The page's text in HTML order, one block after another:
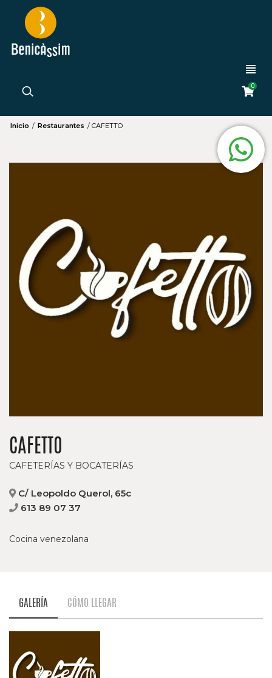
0
Inicio / Restaurantes / CAFETTO
CAFETTO
CAFETERÍAS Y BOCATERÍAS
C/ Leopoldo Querol, 65c
613 89 07 37
Cocina venezolana
GALERÍA CÓMO LLEGAR